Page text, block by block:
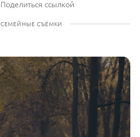
Поделиться ссылкой
СЕМЕЙНЫЕ СЪЁМКИ